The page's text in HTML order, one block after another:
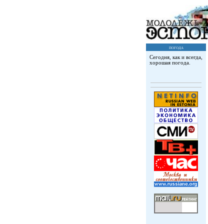
погода
Сегодня, как и всегда,
хорошая погода.